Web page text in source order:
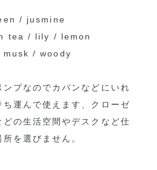
/ jusmine
tea / lily / lemon
/ woody
プなのでカバンなどにいれ
運んで使えます、クローゼ
の生活空間やデスクなど仕
を選びません。